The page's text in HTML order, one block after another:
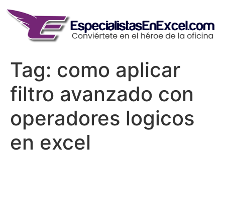
content
Tag: como aplicar
filtro avanzado con
operadores logicos
en excel